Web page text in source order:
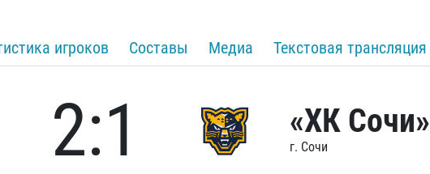
игроков Составы Медиа Текстовая трансляция
2:1 «ХК Сочи»
г. Сочи